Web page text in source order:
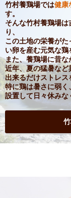
竹村養鶏場では健康
す。
そんな竹村養鶏場
り、
この土地の栄養が
い卵を産む元気な鶏
また、養鶏場に昔な
近年、夏の猛暑な
出来るだけストレス
特に鶏は暑さに弱
設置して日々休みな